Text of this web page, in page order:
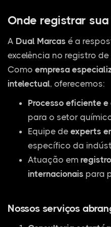
Onde registrar sua
A Dual Marcas é a
excelência no registro
Como empresa
intelectual, oferecemos:
Processo eficiente
para o setor
Equipe de experts
específico da
Atuação em
internacionais para
Nossos serviços